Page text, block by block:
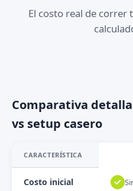
El costo real de correr
Comparativa
vs setup casero
CARACTERÍSTICA
Costo inicial